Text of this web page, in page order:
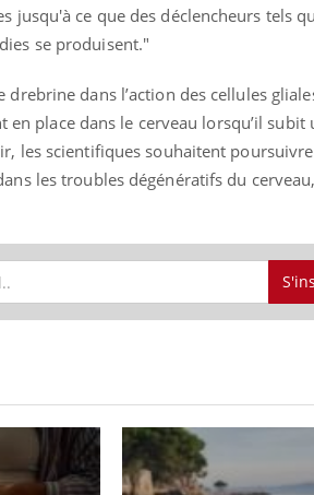
jusqu'à ce que des déclencheurs tels
se produisent."
dans l’action des cellules
place dans le cerveau lorsqu’il subit
les scientifiques souhaitent
les troubles dégénératifs du